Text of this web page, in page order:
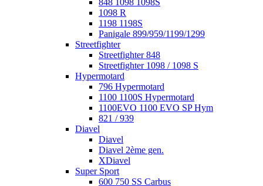
848 1098 1098S
1098 R
1198 1198S
Panigale 899/959/1199/1299
Streetfighter
Streetfighter 848
Streetfighter 1098 / 1098 S
Hypermotard
796 Hypermotard
1100 1100S Hypermotard
1100EVO 1100 EVO SP Hym
821 / 939
Diavel
Diavel
Diavel 2ème gen.
XDiavel
Super Sport
600 750 SS Carbus